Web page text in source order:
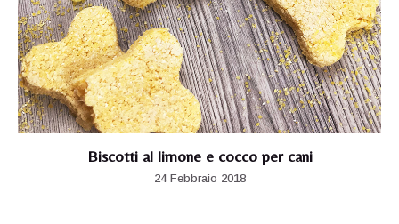
Biscotti al limone e cocco per cani
24 Febbraio 2018